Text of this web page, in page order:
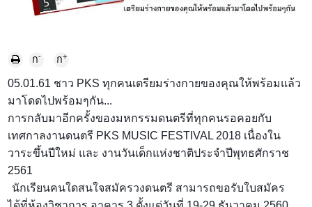
ก- ก+
05.01.61 ชาว PKS ทุกคนเตรียมร่างกายของคุณให้พร้อมแล้ว
มาโดดไปพร้อมๆกัน...
การกลับมาอีกครั้งของมหกรรมดนตรีที่ทุกคนรอคอยกับ
เทศกาลงานดนตรี PKS MUSIC FESTIVAL 2018 เนื่องใน
วาระขึ้นปีใหม่ และ งานวันเด็กแห่งชาติประจำปีพุทธศักราช
2561
นักเรียนคนใดสนใจสมัครวงดนตรี สามารถขอรับใบสมัคร